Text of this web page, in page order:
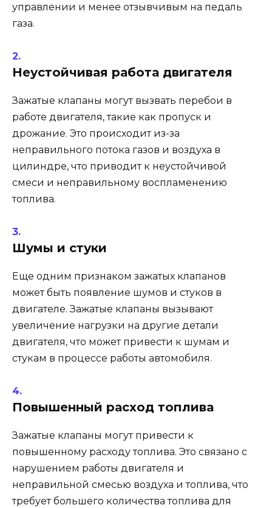
управлении и менее отзывчивым на педаль
газа.
Неустойчивая работа двигателя
Зажатые клапаны могут вызвать перебои в
работе двигателя, такие как пропуск и
дрожание. Это происходит из-за
неправильного потока газов и воздуха в
цилиндре, что приводит к неустойчивой
смеси и неправильному воспламенению
топлива.
Шумы и стуки
Еще одним признаком зажатых клапанов
может быть появление шумов и стуков в
двигателе. Зажатые клапаны вызывают
увеличение нагрузки на другие детали
двигателя, что может привести к шумам и
стукам в процессе работы автомобиля.
Повышенный расход топлива
Зажатые клапаны могут привести к
повышенному расходу топлива. Это связано с
нарушением работы двигателя и
неправильной смесью воздуха и топлива, что
требует большего количества топлива для